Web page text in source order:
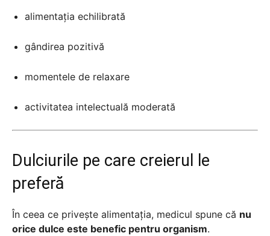
alimentația echilibrată
gândirea pozitivă
momentele de relaxare
activitatea intelectuală moderată
Dulciurile pe care creierul le
preferă
În ceea ce privește alimentația, medicul spune că nu
orice dulce este benefic pentru organism.